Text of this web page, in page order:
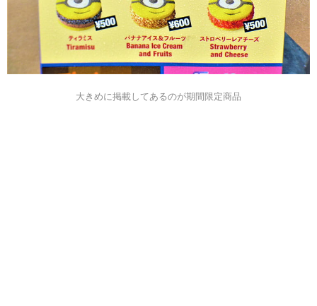
大きめに掲載してあるのが期間限定商品